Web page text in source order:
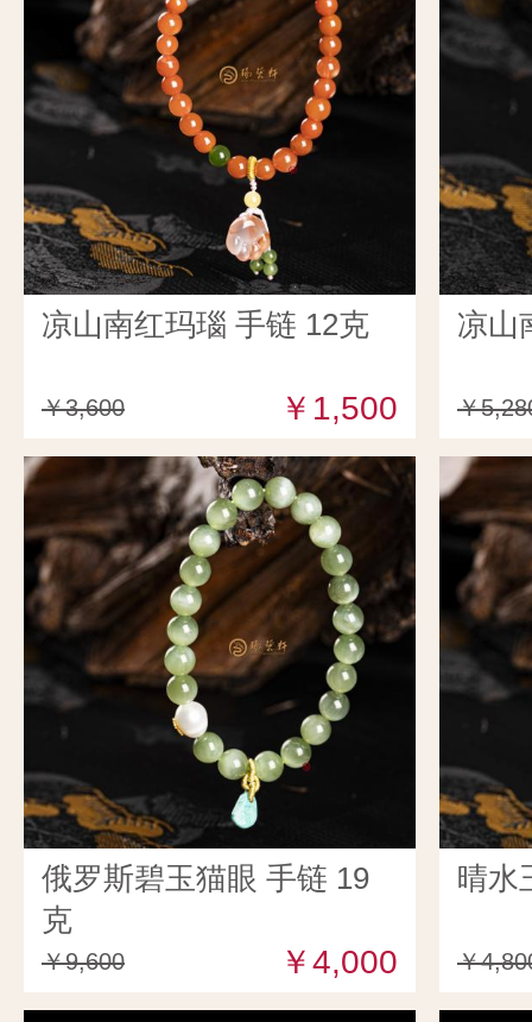
凉山南红玛瑙 手链 12克
￥3,600 ￥1,500
凉山
￥
俄罗斯碧玉猫眼 手链 19
克
￥9,600 ￥4,000
晴水
￥